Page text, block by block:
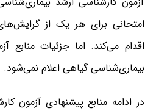
امتحانی برای هر یک از
اقدام می‌کند. اما جزئیات منابع
بیماری‌شناسی گیاهی اعلام نمی‌شود.
در ادامه منابع پیشنهادی آزمون